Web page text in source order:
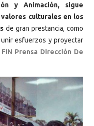
y Animación, sigue
culturales en los
de gran prestancia, como
esfuerzos y proyectar
FIN Prensa Dirección De